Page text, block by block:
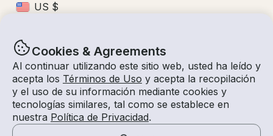
Cookies & Agreements
Al continuar utilizando este sitio web, usted ha leído y
acepta los Términos de Uso y acepta la recopilación
y el uso de su información mediante cookies y
tecnologías similares, tal como se establece en
nuestra Política de Privacidad.
© Getmyboat 2026TérminosPrivacidad
08 ago 2026
4 horas2 Invitados
Auto-Capitán
$593 /hora